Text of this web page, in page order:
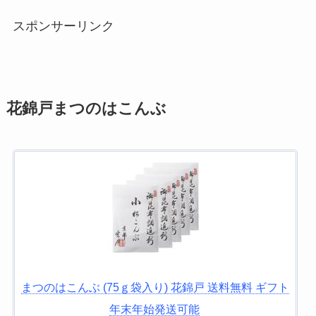
スポンサーリンク
花錦戸まつのはこんぶ
まつのはこんぶ (75ｇ袋入り) 花錦戸 送料無料 ギフト
年末年始発送可能